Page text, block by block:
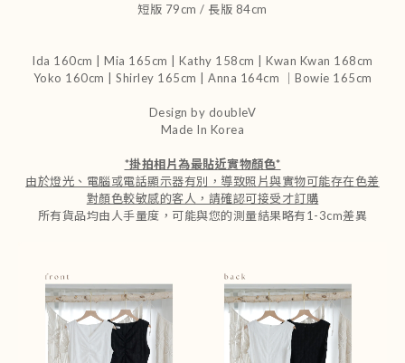
短版 79cm / 長版 84cm
Ida 160cm | Mia 165cm | Kathy 158cm |Kwan Kwan 168cm
Yoko 160cm | Shirley 165cm
| Anna 164cm ｜Bowie 165cm
Design by doubleV
Made In Korea
*掛拍相片為最貼近實物顏色*
由於燈光、電腦或電話顯示器有別，導致照片與實物可能存在色差
對顏色較敏感的客人，請確認可接受才訂購
所有貨品均由人手量度，可能與您的測量結果略有1-3cm差異